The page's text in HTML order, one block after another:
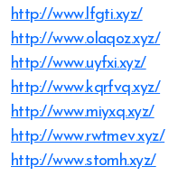
http://www.lfgti.xyz/
http://www.olaqoz.xyz/
http://www.uyfxi.xyz/
http://www.kqrfvq.xyz/
http://www.miyxq.xyz/
http://www.rwtmev.xyz/
http://www.stomh.xyz/